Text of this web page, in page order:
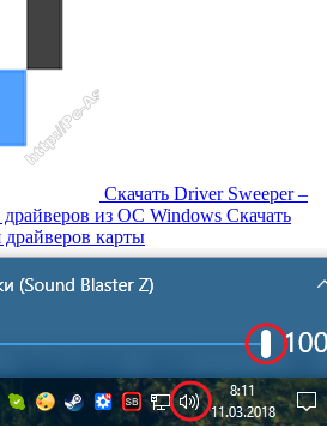
Скачать Driver Sweeper –
из OC Windows Скачать
карты